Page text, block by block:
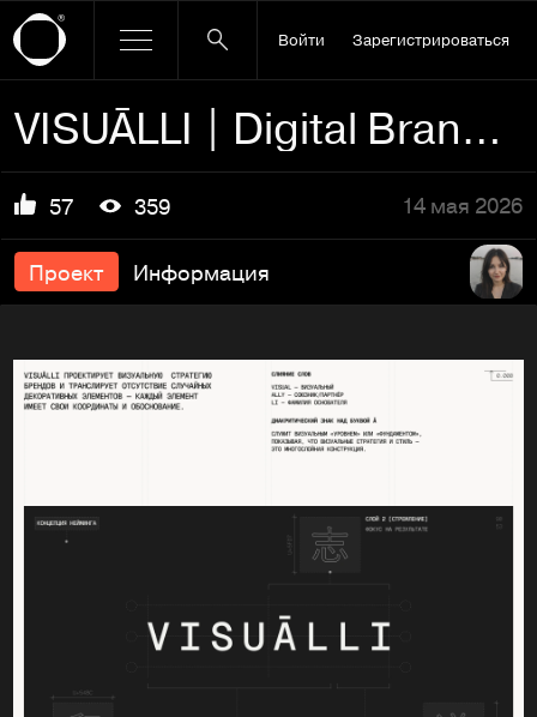
Войти Зарегистрироваться
VISUĀLLI | Digital Brand Packaging & Visual Strategy
57 359 14 мая 2026
Проект Информация